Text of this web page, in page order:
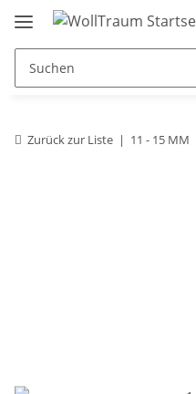
Zurück zur Liste 11 - 15 MM